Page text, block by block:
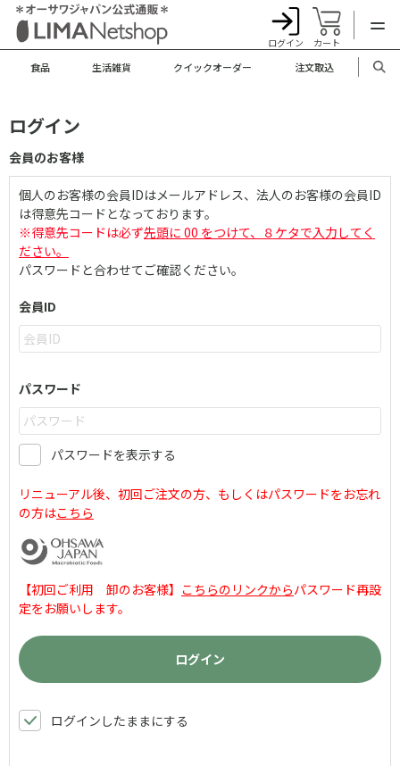
ログイン カート
食品 生活雑貨 クイックオーダー 注文取込
ログイン
会員のお客様
個人のお客様の会員IDはメールアドレス、法人のお客様の会員ID
は得意先コードとなっております。
※得意先コードは必ず先頭に 00 をつけて、８ケタで入力してく
ださい。
パスワードと合わせてご確認ください。
会員ID
パスワード
パスワードを表示する
リニューアル後、初回ご注文の方、もしくはパスワードをお忘れ
の方はこちら
【初回ご利用 卸のお客様】 こちらのリンクからパスワード再設
定をお願いします。
ログインしたままにする